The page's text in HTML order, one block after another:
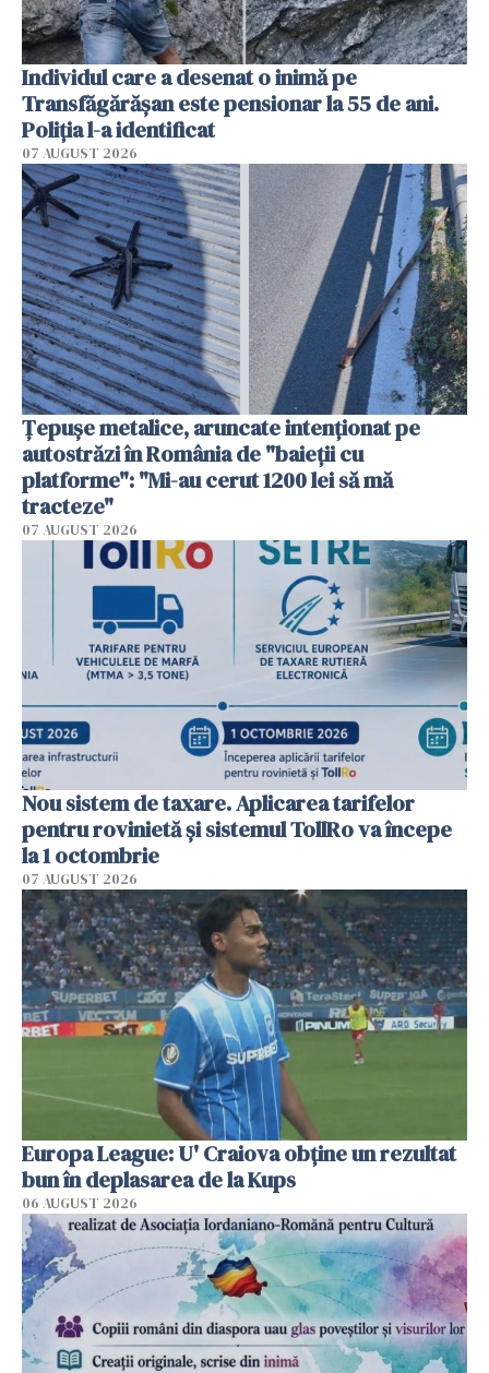
Individul care a desenat o inimă pe
Transfăgărășan este pensionar la 55 de ani.
Poliția l-a identificat
07 AUGUST 2026
Țepușe metalice, aruncate intenționat pe
autostrăzi în România de "baieții cu
platforme": "Mi-au cerut 1200 lei să mă
tracteze"
07 AUGUST 2026
Nou sistem de taxare. Aplicarea tarifelor
pentru rovinietă şi sistemul TollRo va începe
la 1 octombrie
07 AUGUST 2026
Europa League: U' Craiova obține un rezultat
bun în deplasarea de la Kups
06 AUGUST 2026